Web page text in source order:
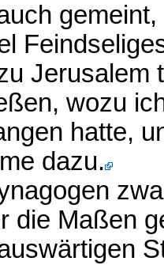
Jerusalem
wozu
hatte,
dazu.
die Maßen